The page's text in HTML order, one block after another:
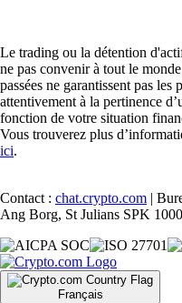
Le trading ou la détention
ne pas convenir à tout le
passées ne garantissent pas
attentivement à la pertinence
fonction de votre situation
Vous trouverez plus
ici.
Contact : chat.crypto.com |
Ang Borg, St Julians SPK
Français